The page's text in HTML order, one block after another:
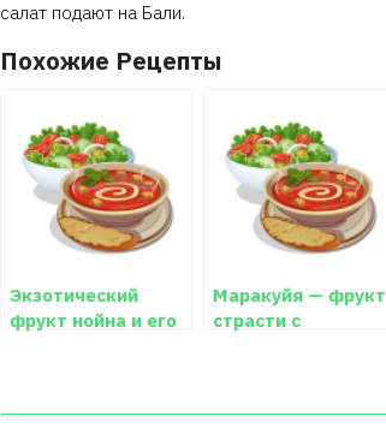
салат подают на Бали.
Похожие Рецепты
Экзотический
фрукт нойна и его
Маракуйя — фрукт
страсти с